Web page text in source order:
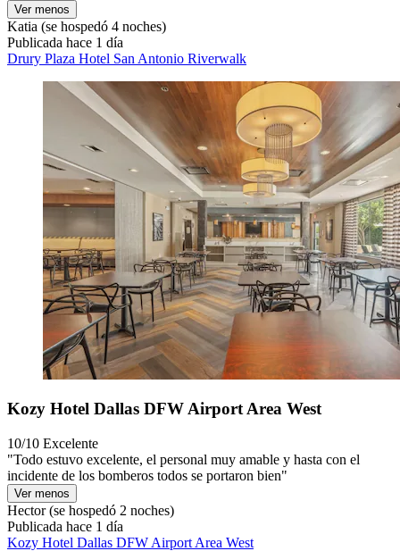
Ver menos
Katia (se hospedó 4 noches)
Publicada hace 1 día
Drury Plaza Hotel San Antonio Riverwalk
Kozy Hotel Dallas DFW Airport Area West
10/10 Excelente
"Todo estuvo excelente, el personal muy amable y hasta con el
incidente de los bomberos todos se portaron bien"
Ver menos
Hector(se hospedó 2 noches)
Publicada hace 1 día
Kozy Hotel Dallas DFW Airport Area West